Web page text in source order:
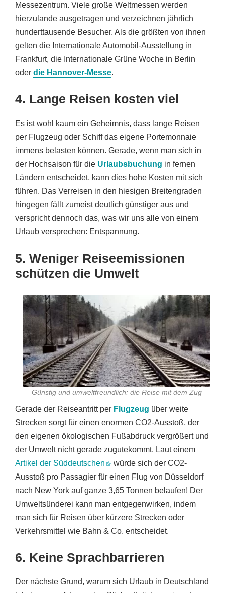
Messezentrum. Viele große Weltmessen werden
hierzulande ausgetragen und verzeichnen jährlich
hunderttausende Besucher. Als die größten von ihnen
gelten die Internationale Automobil-Ausstellung in
Frankfurt, die Internationale Grüne Woche in Berlin
oder die Hannover-Messe.
4. Lange Reisen kosten viel
Es ist wohl kaum ein Geheimnis, dass lange Reisen
per Flugzeug oder Schiff das eigene Portemonnaie
immens belasten können. Gerade, wenn man sich in
der Hochsaison für die Urlaubsbuchung in fernen
Ländern entscheidet, kann dies hohe Kosten mit sich
führen. Das Verreisen in den hiesigen Breitengraden
hingegen fällt zumeist deutlich günstiger aus und
verspricht dennoch das, was wir uns alle von einem
Urlaub versprechen: Entspannung.
5. Weniger Reiseemissionen
schützen die Umwelt
Günstig und umweltfreundlich: die Reise mit dem Zug
Gerade der Reiseantritt per Flugzeug über weite
Strecken sorgt für einen enormen CO2-Ausstoß, der
den eigenen ökologischen Fußabdruck vergrößert und
der Umwelt nicht gerade zugutekommt. Laut einem
Artikel der Süddeutschen
würde sich der CO2-
Ausstoß pro Passagier für einen Flug von Düsseldorf
nach New York auf ganze 3,65 Tonnen belaufen! Der
Umweltsünderei kann man entgegenwirken, indem
man sich für Reisen über kürzere Strecken oder
Verkehrsmittel wie Bahn & Co. entscheidet.
6. Keine Sprachbarrieren
Der nächste Grund, warum sich Urlaub in Deutschland